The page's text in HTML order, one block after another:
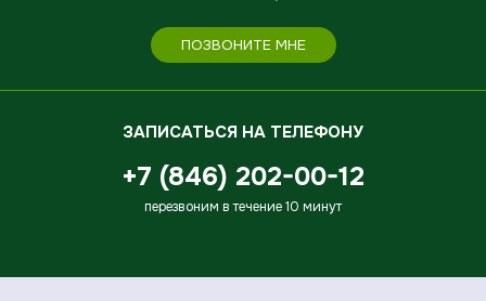
ПОЗВОНИТЕ МНЕ
ЗАПИСАТЬСЯ НА ТЕЛЕФОНУ
+7 (846) 202-00-12
перезвоним в течение 10 минут